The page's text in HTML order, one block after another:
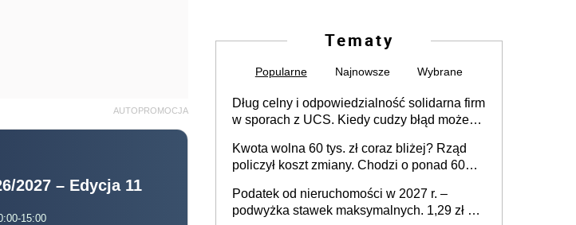
AUTOPROMOCJA
2027 – Edycja 11
15:00
Tematy
Popularne Najnowsze Wybrane
Dług celny i odpowiedzialność solidarna firm
w sporach z UCS. Kiedy cudzy błąd może
Kwota wolna 60 tys. zł coraz bliżej? Rząd
policzył koszt zmiany. Chodzi o ponad 60
Podatek od nieruchomości w 2027 r. –
podwyżka stawek maksymalnych. 1,29 zł za